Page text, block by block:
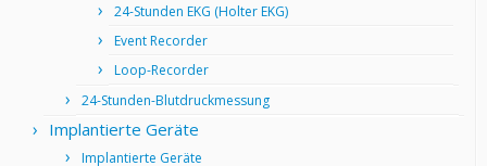
24-Stunden EKG (Holter EKG)
Event Recorder
Loop-Recorder
24-Stunden-Blutdruckmessung
Implantierte Geräte
Implantierte Geräte